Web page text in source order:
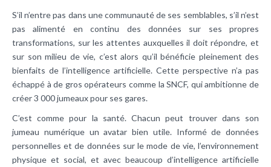
S’il n’entre pas dans une communauté de ses semblables, s’il n’est
pas alimenté en continu des données sur ses propres
transformations, sur les attentes auxquelles il doit répondre, et
sur son milieu de vie, c’est alors qu’il bénéficie pleinement des
bienfaits de l’intelligence artificielle. Cette perspective n’a pas
échappé à de gros opérateurs comme la SNCF, qui ambitionne de
créer 3 000 jumeaux pour ses gares.
C’est comme pour la santé. Chacun peut trouver dans son
jumeau numérique un avatar bien utile. Informé de données
personnelles et de données sur le mode de vie, l’environnement
physique et social, et avec beaucoup d’intelligence artificielle